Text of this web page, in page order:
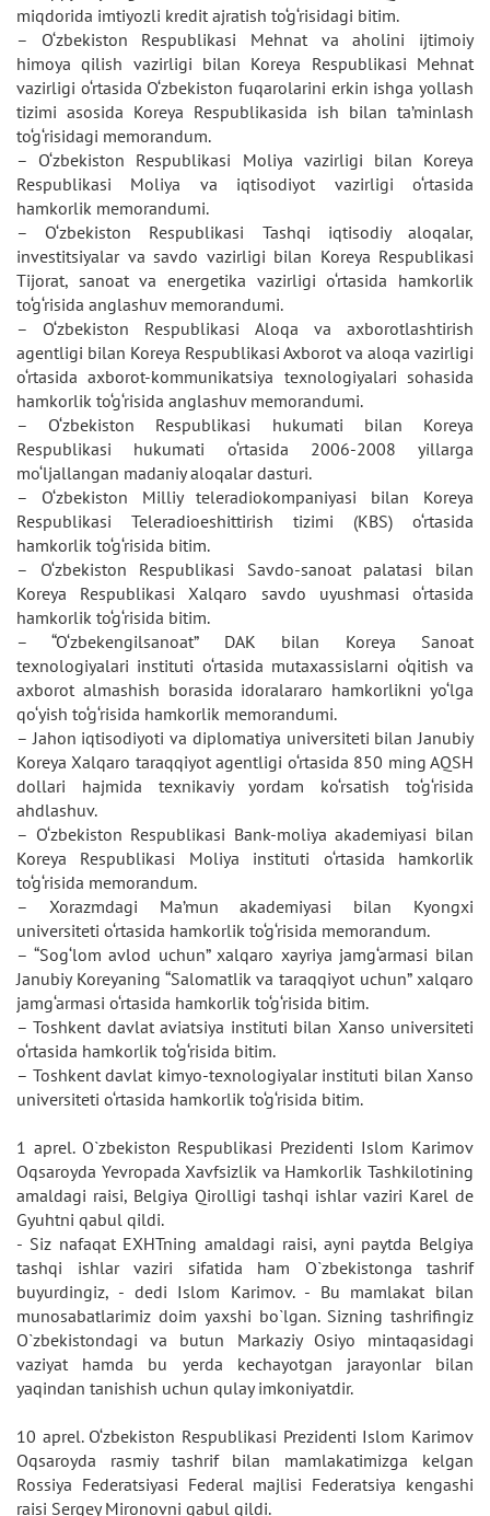
miqdorida imtiyozli kredit ajratish to‘g‘risidagi bitim.
– O‘zbekiston Respublikasi Mehnat va aholini ijtimoiy
himoya qilish vazirligi bilan Koreya Respublikasi Mehnat
vazirligi o‘rtasida O‘zbekiston fuqarolarini erkin ishga yollash
tizimi asosida Koreya Respublikasida ish bilan ta’minlash
to‘g‘risidagi memorandum.
– O‘zbekiston Respublikasi Moliya vazirligi bilan Koreya
Respublikasi Moliya va iqtisodiyot vazirligi o‘rtasida
hamkorlik memorandumi.
– O‘zbekiston Respublikasi Tashqi iqtisodiy aloqalar,
investitsiyalar va savdo vazirligi bilan Koreya Respublikasi
Tijorat, sanoat va energetika vazirligi o‘rtasida hamkorlik
to‘g‘risida anglashuv memorandumi.
– O‘zbekiston Respublikasi Aloqa va axborotlashtirish
agentligi bilan Koreya Respublikasi Axborot va aloqa vazirligi
o‘rtasida axborot-kommunikatsiya texnologiyalari sohasida
hamkorlik to‘g‘risida anglashuv memorandumi.
– O‘zbekiston Respublikasi hukumati bilan Koreya
Respublikasi hukumati o‘rtasida 2006-2008 yillarga
mo‘ljallangan madaniy aloqalar dasturi.
– O‘zbekiston Milliy teleradiokompaniyasi bilan Koreya
Respublikasi Teleradioeshittirish tizimi (KBS) o‘rtasida
hamkorlik to‘g‘risida bitim.
– O‘zbekiston Respublikasi Savdo-sanoat palatasi bilan
Koreya Respublikasi Xalqaro savdo uyushmasi o‘rtasida
hamkorlik to‘g‘risida bitim.
– “O‘zbekengilsanoat” DAK bilan Koreya Sanoat
texnologiyalari instituti o‘rtasida mutaxassislarni o‘qitish va
axborot almashish borasida idoralararo hamkorlikni yo‘lga
qo‘yish to‘g‘risida hamkorlik memorandumi.
– Jahon iqtisodiyoti va diplomatiya universiteti bilan Janubiy
Koreya Xalqaro taraqqiyot agentligi o‘rtasida 850 ming AQSH
dollari hajmida texnikaviy yordam ko‘rsatish to‘g‘risida
ahdlashuv.
– O‘zbekiston Respublikasi Bank-moliya akademiyasi bilan
Koreya Respublikasi Moliya instituti o‘rtasida hamkorlik
to‘g‘risida memorandum.
– Xorazmdagi Ma’mun akademiyasi bilan Kyongxi
universiteti o‘rtasida hamkorlik to‘g‘risida memorandum.
– “Sog‘lom avlod uchun” xalqaro xayriya jamg‘armasi bilan
Janubiy Koreyaning “Salomatlik va taraqqiyot uchun” xalqaro
jamg‘armasi o‘rtasida hamkorlik to‘g‘risida bitim.
– Toshkent davlat aviatsiya instituti bilan Xanso universiteti
o‘rtasida hamkorlik to‘g‘risida bitim.
– Toshkent davlat kimyo-texnologiyalar instituti bilan Xanso
universiteti o‘rtasida hamkorlik to‘g‘risida bitim.
1 aprel. O`zbekiston Respublikasi Prezidenti Islom Karimov
Oqsaroyda Yevropada Xavfsizlik va Hamkorlik Tashkilotining
amaldagi raisi, Belgiya Qirolligi tashqi ishlar vaziri Karel de
Gyuhtni qabul qildi.
- Siz nafaqat EXHTning amaldagi raisi, ayni paytda Belgiya
tashqi ishlar vaziri sifatida ham O`zbekistonga tashrif
buyurdingiz, - dedi Islom Karimov. - Bu mamlakat bilan
munosabatlarimiz doim yaxshi bo`lgan. Sizning tashrifingiz
O`zbekistondagi va butun Markaziy Osiyo mintaqasidagi
vaziyat hamda bu yerda kechayotgan jarayonlar bilan
yaqindan tanishish uchun qulay imkoniyatdir.
10 aprel. O‘zbekiston Respublikasi Prezidenti Islom Karimov
Oqsaroyda rasmiy tashrif bilan mamlakatimizga kelgan
Rossiya Federatsiyasi Federal majlisi Federatsiya kengashi
raisi Sergey Mironovni qabul qildi.